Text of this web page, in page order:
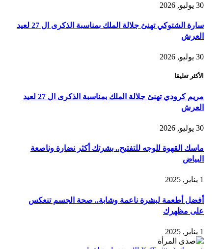
30 يوليو, 2026
سارة الشتوكي تهنئ جلالة الملك بمناسبة الذكرى ال 27 لعيد
العرش
30 يوليو, 2026
الأكثر تعليقا
مريم كرودي تهنئ جلالة الملك بمناسبة الذكرى ال 27 لعيد
العرش
30 يوليو, 2026
ماسك القهوة للوجه للتفتيح.. بشرتك أكثر نضارة وناصعة
البياض
1 يناير, 2025
أفضل أطعمة لبشرة ناعمة وشابة.. صحة الجسم تنعكس
على مظهرك
1 يناير, 2025